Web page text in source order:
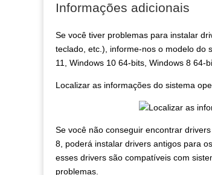
Informações adicionais
Se você tiver problemas para instalar
teclado, etc.), informe-nos o modelo do
11, Windows 10 64-bits, Windows 8 64-
Localizar as informações do sistema
Se você não conseguir encontrar
8, poderá instalar drivers antigos para
esses drivers são compatíveis com
problemas.